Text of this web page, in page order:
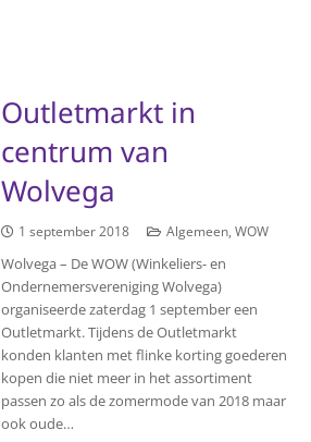
Outletmarkt in
centrum van
Wolvega
1 september 2018 Algemeen, WOW
Wolvega – De WOW (Winkeliers- en
Ondernemersvereniging Wolvega)
organiseerde zaterdag 1 september een
Outletmarkt. Tijdens de Outletmarkt
konden klanten met flinke korting goederen
kopen die niet meer in het assortiment
passen zo als de zomermode van 2018 maar
ook oude…